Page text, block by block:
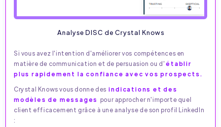
Analyse DISC de Crystal Knows
Si vous avez l'intention d'améliorer vos compétences en
matière de communication et de persuasion ou d' établir
plus rapidement la confiance avec vos prospects.
Crystal Knows vous donne des indications et des
modèles de messages pour approcher n'importe quel
client efficacement grâce à une analyse de son profil LinkedIn
: